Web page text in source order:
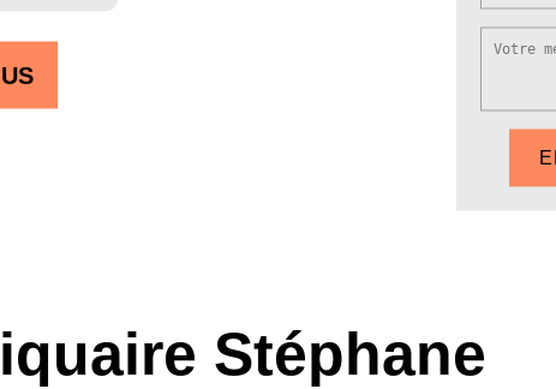
Stéphane